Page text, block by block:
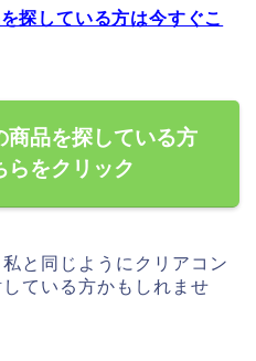
探している方は今すぐこ
商品を探している方
らをクリック
と同じようにクリアコン
ている方かもしれませ